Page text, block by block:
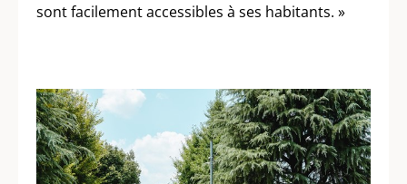
sont facilement accessibles à ses habitants. »